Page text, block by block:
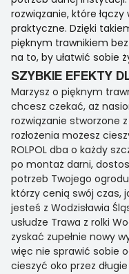
rozwiązanie, które
praktyczne. Dzięki
pięknym trawnikiem
na to, by ułatwić sobie
SZYBKIE EFEKTY
Marzysz o pięknym
chcesz czekać, aż
rozwiązanie stworzone
rozłożenia możesz
ROLPOL dba o każdy
po montaż darni,
potrzeb Twojego
którzy cenią swój czas,
jesteś z Wodzisławia
usłudze Trawa z rolki
zyskać zupełnie nowy
więc nie sprawić sobie
cieszyć oko przez